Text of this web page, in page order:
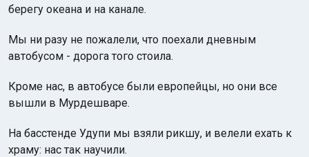
берегу океана и на канале.
Мы ни разу не пожалели, что поехали дневным
автобусом - дорога того стоила.
Кроме нас, в автобусе были европейцы, но они все
вышли в Мурдешваре.
На басстенде Удупи мы взяли рикшу, и велели ехать к
храму: нас так научили.